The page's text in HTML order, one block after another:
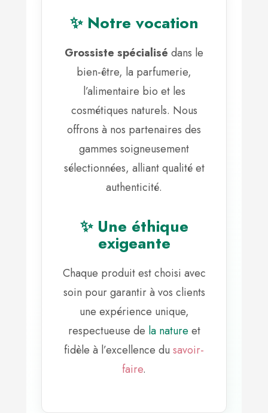
✨ Notre vocation
Grossiste spécialisé dans le
bien-être, la parfumerie,
l’alimentaire bio et les
cosmétiques naturels. Nous
offrons à nos partenaires des
gammes soigneusement
sélectionnées, alliant qualité et
authenticité.
✨ Une éthique
exigeante
Chaque produit est choisi avec
soin pour garantir à vos clients
une expérience unique,
respectueuse de la nature et
fidèle à l’excellence du savoir-
faire.